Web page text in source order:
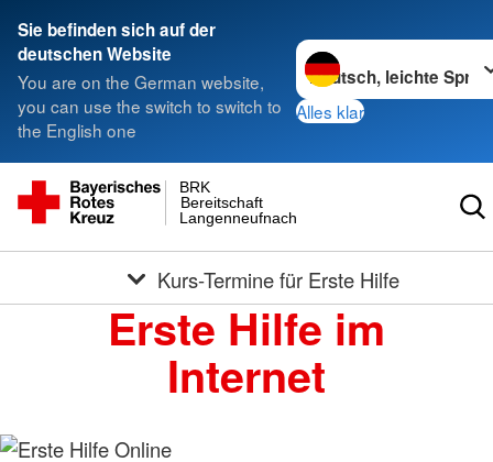
Sie befinden sich auf der
deutschen Website
You are on the German website,
you can use the switch to switch to
the English one
Sprache wechseln zu
Alles klar
Langenneufnach
Bereitschaft
BRK
Kurs-Termine für Erste Hilfe
Erste Hilfe im
Internet